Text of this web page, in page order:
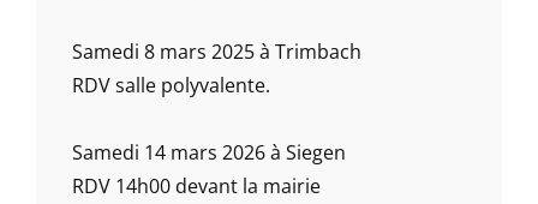
Samedi 8 mars 2025 à Trimbach
RDV salle polyvalente.
Samedi 14 mars 2026 à Siegen
RDV 14h00 devant la mairie